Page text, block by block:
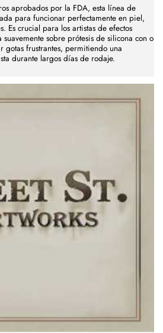
aprobados por la FDA, esta línea de
para funcionar perfectamente en piel,
Es crucial para los artistas de efectos
sobre prótesis de silicona con o
frustrantes, permitiendo una
durante largos días de rodaje.